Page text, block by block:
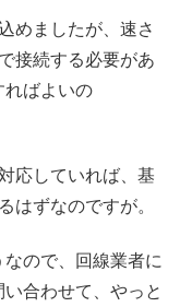
めましたが、速さ
接続する必要があ
ばよいの
応していれば、基
ずなのですが。
ので、回線業者に
合わせて、やっと